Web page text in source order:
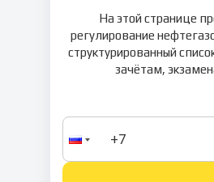
На этой странице
регулирование
структурированный
зачётам,